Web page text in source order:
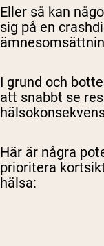
Eller så kan
sig på en
I grund och
att snabbt se
Här är några
prioritera
hälsa: